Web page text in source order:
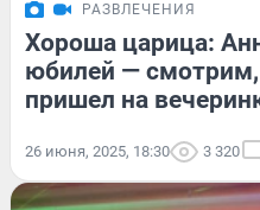
РАЗВЛЕЧЕНИЯ
Хороша царица:
юбилей — смотрим,
пришел на
26 июня, 2025, 18:30 3 320